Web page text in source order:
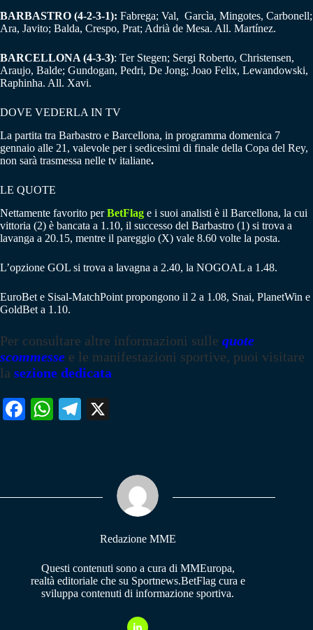
BARBASTRO (4-2-3-1): Fabrega; Val, Garcìa, Mingotes, Carbonell;
Ara, Javito; Balda, Crespo, Prat; Adrià de Mesa. All. Martínez.
BARCELLONA (4-3-3): Ter Stegen; Sergi Roberto, Christensen,
Araujo, Balde; Gundogan, Pedri, De Jong; Joao Felix, Lewandowski,
Raphinha. All. Xavi.
DOVE VEDERLA IN TV
La partita tra Barbastro e Barcellona, in programma domenica 7
gennaio alle 21, valevole per i sedicesimi di finale della Copa del Rey,
non sarà trasmessa nelle tv italiane.
LE QUOTE
Nettamente favorito perBetFlag e i suoi analisti è il Barcellona, la cui
vittoria (2) è bancata a 1.10, il successo del Barbastro (1) si trova a
lavanga a 20.15, mentre il pareggio (X) vale 8.60 volte la posta.
L’opzione GOL si trova a lavagna a 2.40, la NOGOAL a 1.48.
EuroBet e Sisal-MatchPoint propongono il 2 a 1.08, Snai, PlanetWin e
GoldBet a 1.10.
Per consultare altre informazioni sulle quote
scommesse e le manifestazioni sportive, puoi visitare
la sezione dedicata
Fa W
pp
Te
m
Redazione MME
Questi contenuti sono a cura di MMEuropa,
realtà editoriale che su Sportnews.BetFlag cura e
sviluppa contenuti di informazione sportiva.